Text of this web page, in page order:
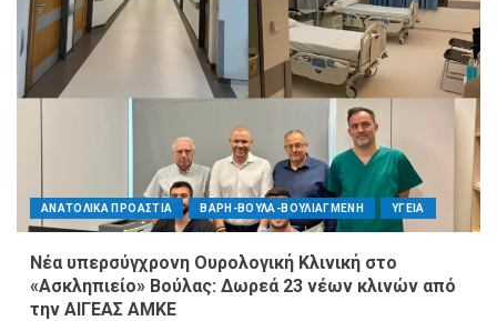
ΑΝΑΤΟΛΙΚΑ ΠΡΟΑΣΤΙΑ ΒΑΡΗ-ΒΟΥΛΑ-ΒΟΥΛΙΑΓΜΕΝΗ ΥΓΕΙΑ
Νέα υπερσύγχρονη Ουρολογική Κλινική στο
«Ασκληπιείο» Βούλας: Δωρεά 23 νέων κλινών από
την ΑΙΓΕΑΣ ΑΜΚΕ